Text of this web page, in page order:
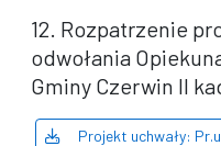
12. Rozpatrzenie
odwołania
Gminy Czerwin II
Projekt uchwały: